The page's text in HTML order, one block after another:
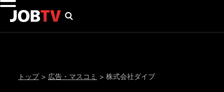
トップ > 広告・マスコミ > 株式会社ダイブ